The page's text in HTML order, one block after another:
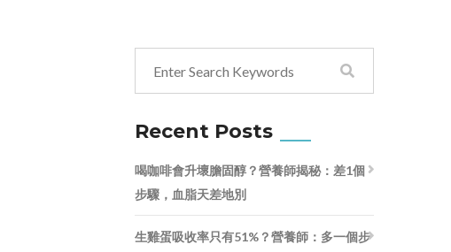
Recent Posts
喝咖啡會升壞膽固醇？營養師揭秘：差1個
步驟，血脂天差地別
生雞蛋吸收率只有51%？營養師：多一個步